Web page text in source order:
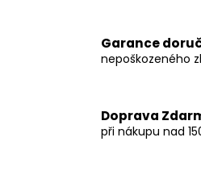
Garance
nepoškozeného
Doprava
při nákupu nad